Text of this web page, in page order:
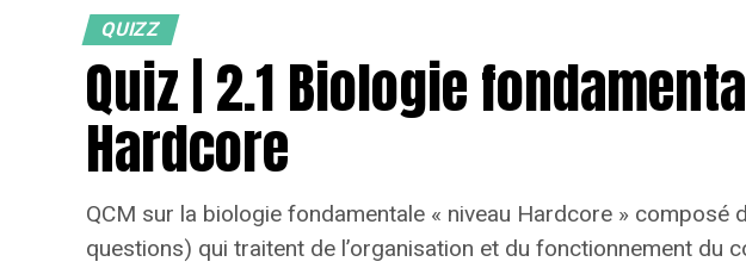
QUIZZ
Quiz | 2.1 Biologie
Hardcore
QCM sur la biologie fondamentale « niveau Hardcore » composé
questions) qui traitent de l’organisation et du fonctionnement du